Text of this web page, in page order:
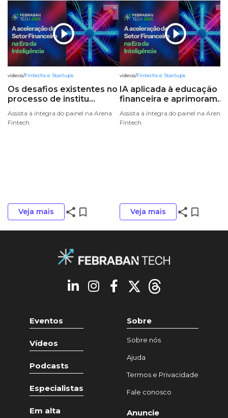
play_circle_outline
videos/Fintechs e Startups
Os desafios existentes no
processo de institu...
Assista à íntegra do painel na Arena
Fintech
Veja mais share bookmark_border
play_circle_outline
videos/Fintechs e Startups
IA aplicada à educação
financeira e aprimoram...
Assista à íntegra do painel na Arena
Fintech
Veja mais share bookmark_border
Eventos
Vídeos
Podcasts
Especialistas
Em alta
Sobre
Sobre nós
Ajuda
Termos e Privacidade
Fale conosco
Anuncie